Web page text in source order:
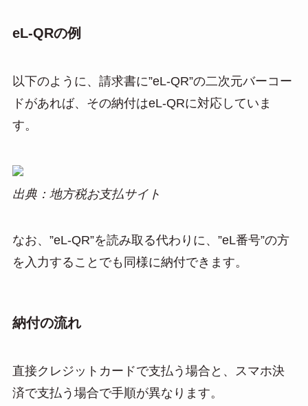
eL-QRの例
以下のように、請求書に”eL-QR”の二次元バーコー
ドがあれば、その納付はeL-QRに対応していま
す。
出典：地方税お支払サイト
なお、”eL-QR”を読み取る代わりに、”eL番号”の方
を入力することでも同様に納付できます。
納付の流れ
直接クレジットカードで支払う場合と、スマホ決
済で支払う場合で手順が異なります。